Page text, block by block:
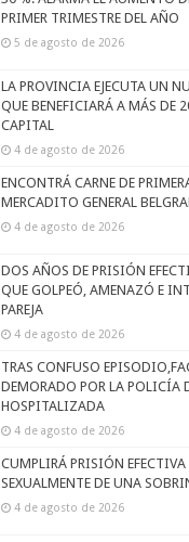
PRIMER TRIMESTRE DEL AÑO
5 de agosto de 2026
LA PROVINCIA EJECUTA UN
QUE BENEFICIARÁ A MÁS DE
CAPITAL
4 de agosto de 2026
ENCONTRÁ CARNE DE
MERCADITO GENERAL
4 de agosto de 2026
DOS AÑOS DE PRISIÓN
QUE GOLPEÓ, AMENAZÓ E
PAREJA
4 de agosto de 2026
TRAS CONFUSO
DEMORADO POR LA POLICÍA
HOSPITALIZADA
4 de agosto de 2026
CUMPLIRÁ PRISIÓN EFECTIVA
SEXUALMENTE DE UNA
4 de agosto de 2026